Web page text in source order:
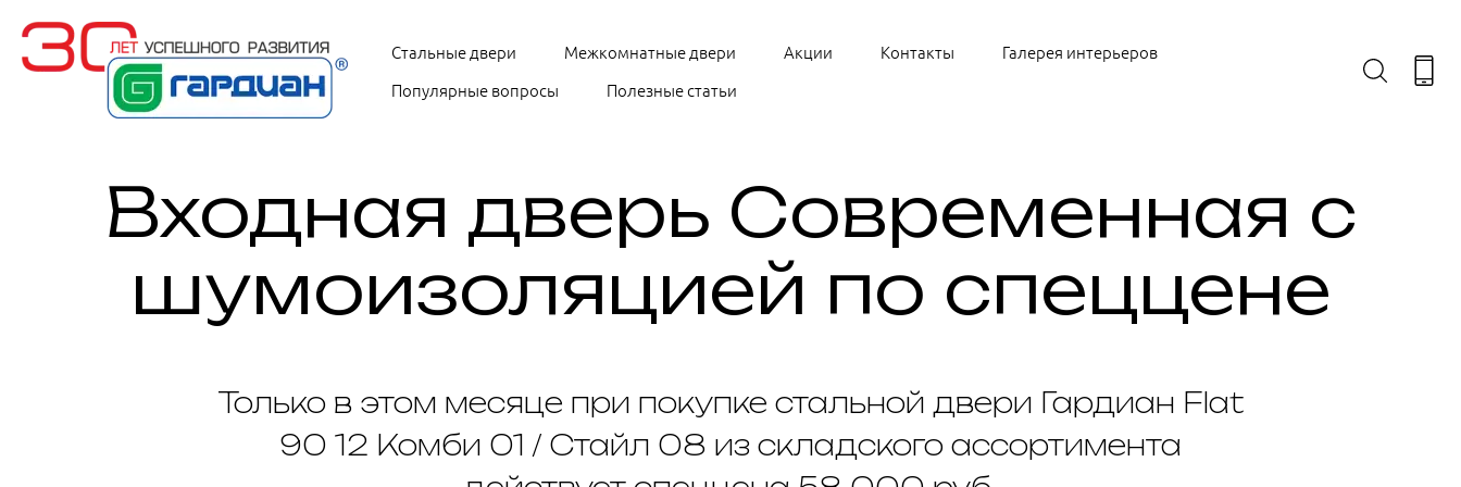
Стальные двери Межкомнатные двери Акции Контакты
Галерея интерьеров
Популярные вопросы
Полезные статьи
Входная дверь Современная с
шумоизоляцией по спеццене
Только в этом месяце при покупке стальной двери Гардиан Flat
90 12 Комби 01 / Стайл 08 из складского ассортимента